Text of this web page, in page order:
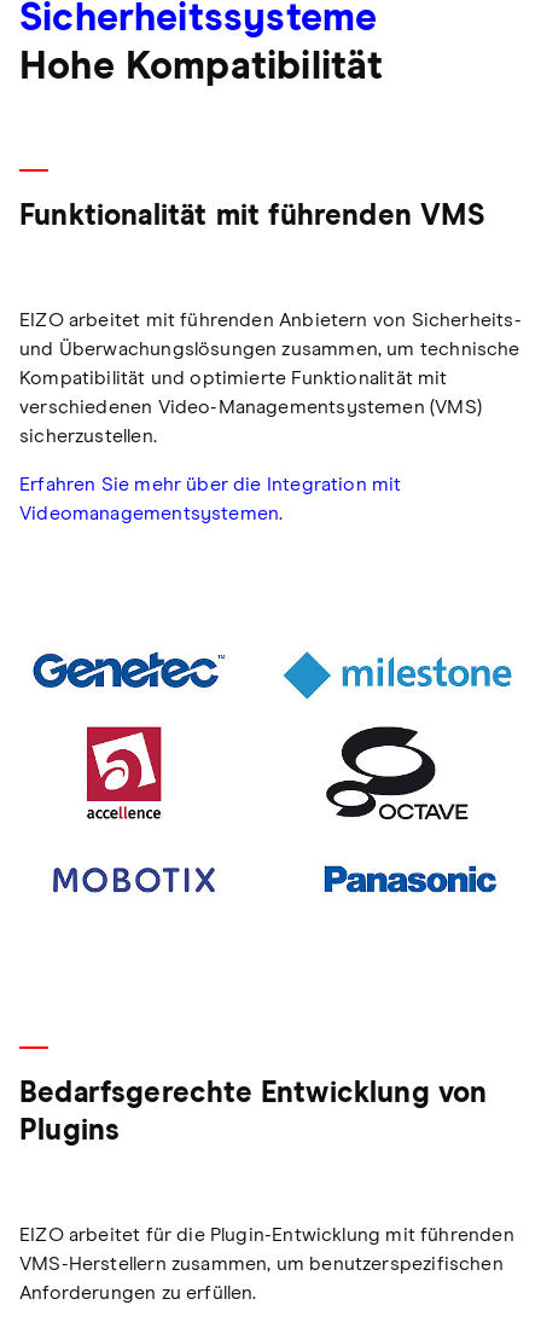
Sicherheitssysteme
Hohe Kompatibilität
Funktionalität mit führenden VMS
EIZO arbeitet mit führenden Anbietern von Sicherheits-
und Überwachungslösungen zusammen, um technische
Kompatibilität und optimierte Funktionalität mit
verschiedenen Video-Managementsystemen (VMS)
sicherzustellen.
Erfahren Sie mehr über die Integration mit
Videomanagementsystemen.
Bedarfsgerechte Entwicklung von
Plugins
EIZO arbeitet für die Plugin-Entwicklung mit führenden
VMS-Herstellern zusammen, um benutzerspezifischen
Anforderungen zu erfüllen.